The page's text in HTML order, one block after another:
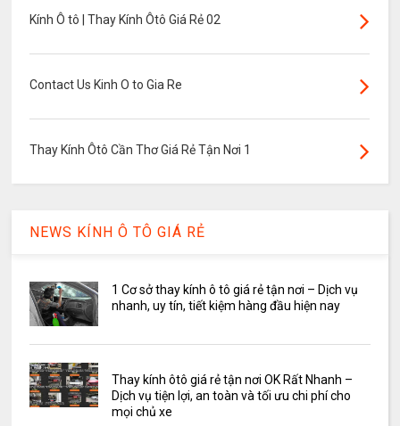
Kính Ô tô | Thay Kính Ôtô Giá Rẻ 02
Contact Us Kinh O to Gia Re
Thay Kính Ôtô Cần Thơ Giá Rẻ Tận Nơi 1
NEWS KÍNH Ô TÔ GIÁ RẺ
1 Cơ sở thay kính ô tô giá rẻ tận nơi – Dịch vụ
nhanh, uy tín, tiết kiệm hàng đầu hiện nay
Thay kính ôtô giá rẻ tận nơi OK Rất Nhanh –
Dịch vụ tiện lợi, an toàn và tối ưu chi phí cho
mọi chủ xe